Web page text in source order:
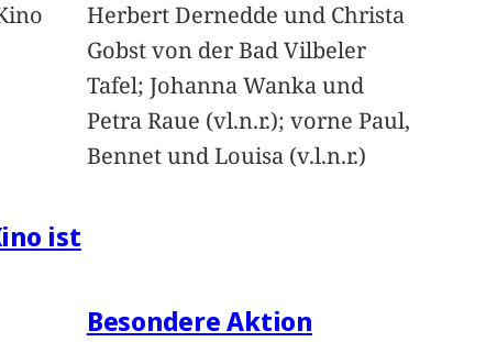
ist
Herbert Dernedde und Christa
Gobst von der Bad Vilbeler
Tafel; Johanna Wanka und
Petra Raue (vl.n.r.); vorne Paul,
Bennet und Louisa (v.l.n.r.)
Besondere Aktion